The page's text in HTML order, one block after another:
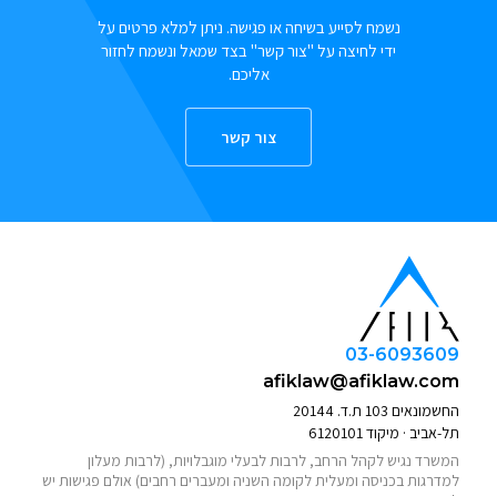
נשמח לסייע בשיחה או פגישה. ניתן למלא פרטים על
ידי לחיצה על "צור קשר" בצד שמאל ונשמח לחזור
אליכם.
צור קשר
03-6093609
afiklaw@afiklaw.com
החשמונאים 103 ת.ד. 20144
תל-אביב · מיקוד 6120101
המשרד נגיש לקהל הרחב, לרבות לבעלי מוגבלויות, (לרבות מעלון
למדרגות בכניסה ומעלית לקומה השניה ומעברים רחבים) אולם פגישות יש